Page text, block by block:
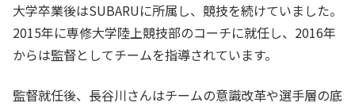
大学卒業後はSUBARUに所属し、競技を続けていました。
2015年に専修大学陸上競技部のコーチに就任し、2016年
からは監督としてチームを指導されています。
監督就任後、長谷川さんはチームの意識改革や選手層の底